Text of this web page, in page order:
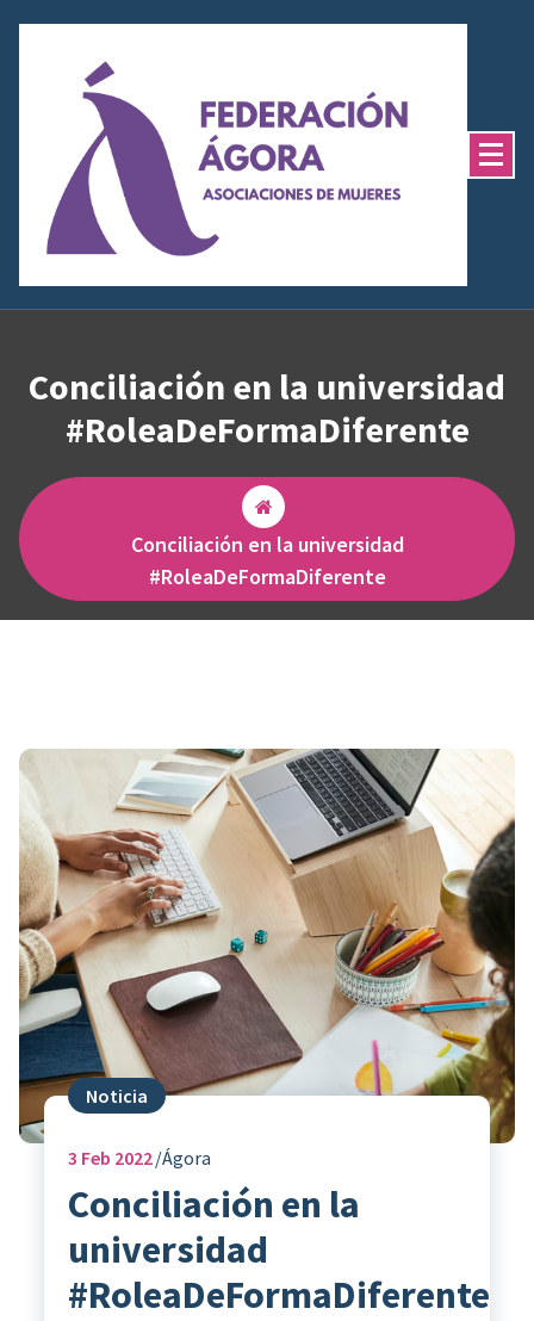
Conciliación en la universidad
#RoleaDeFormaDiferente
Conciliación en la universidad
#RoleaDeFormaDiferente
Noticia
3 Feb 2022 Ágora
Conciliación en la
universidad
#RoleaDeFormaDiferente